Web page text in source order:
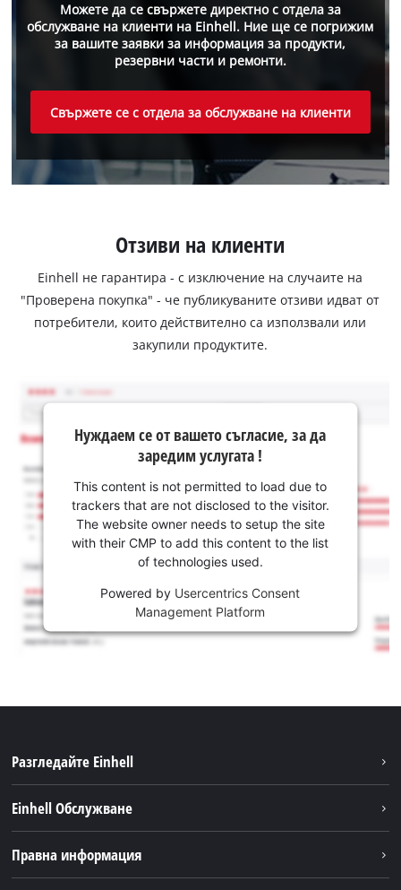
Можете да се свържете директно с отдела за
обслужване на клиенти на Einhell. Ние ще се погрижим
за вашите заявки за информация за продукти,
резервни части и ремонти.
Свържете се с отдела за обслужване на клиенти
Отзиви на клиенти
Einhell не гарантира - с изключение на случаите на
"Проверена покупка" - че публикуваните отзиви идват от
потребители, които действително са използвали или
закупили продуктите.
Нуждаем се от вашето съгласие, за да
заредим услугата !
This content is not permitted to load due to
trackers that are not disclosed to the visitor.
The website owner needs to setup the site
with their CMP to add this content to the list
of technologies used.
Powered by Usercentrics Consent
Management Platform
Разгледайте Einhell
За нас
Einhell по света
Einhell Обслужване
Правна информация